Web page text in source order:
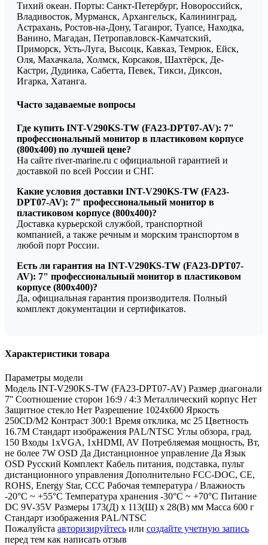
Тихий океан. Порты: Санкт-Петербург, Новороссийск,
Владивосток, Мурманск, Архангельск, Калининград,
Астрахань, Ростов-на-Дону, Таганрог, Туапсе, Находка,
Ванино, Магадан, Петропавловск-Камчатский,
Приморск, Усть-Луга, Высоцк, Кавказ, Темрюк, Ейск,
Оля, Махачкала, Холмск, Корсаков, Шахтёрск, Де-
Кастри, Дудинка, Сабетта, Певек, Тикси, Диксон,
Игарка, Хатанга.
Часто задаваемые вопросы
Где купить INT-V290KS-TW (FA23-DPT07-AV): 7"
профессиональный монитор в пластиковом корпусе
(800x400) по лучшей цене?
На сайте river-marine.ru с официальной гарантией и
доставкой по всей России и СНГ.
Какие условия доставки INT-V290KS-TW (FA23-
DPT07-AV): 7" профессиональный монитор в
пластиковом корпусе (800x400)?
Доставка курьерской службой, транспортной
компанией, а также речным и морским транспортом в
любой порт России.
Есть ли гарантия на INT-V290KS-TW (FA23-DPT07-
AV): 7" профессиональный монитор в пластиковом
корпусе (800x400)?
Да, официальная гарантия производителя. Полный
комплект документации и сертификатов.
Характеристики товара
Параметры модели
Модель INT-V290KS-TW (FA23-DPT07-AV) Размер диагонали
7'' Соотношение сторон 16:9 / 4:3 Металлический корпус Нет
Защитное стекло Нет Разрешение 1024х600 Яркость
250CD/M2 Контраст 300:1 Время отклика, мс 25 Цветность
16.7M Стандарт изображения PAL/NTSC Углы обзора, град.
150 Входы 1xVGA, 1xHDMI, AV Потребляемая мощность, Вт,
не более 7W OSD Да Дистанционное управление Да Язык
OSD Русский Комплект Кабель питания, подставка, пульт
дистанционного управления Дополнительно FCC-DOC, CE,
ROHS, Energy Star, CCC Рабочая температура / Влажность
-20°С ~ +55°С Температура хранения -30°C ~ +70°C Питание
DC 9V-35V Размеры 173(Д) х 113(Ш) х 28(В) мм Масса 600 г
Стандарт изображения PAL/NTSC
Пожалуйста авторизируйтесь или создайте учетную запись
перед тем как написать отзыв